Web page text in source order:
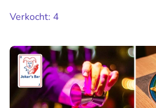
Verkocht: 4